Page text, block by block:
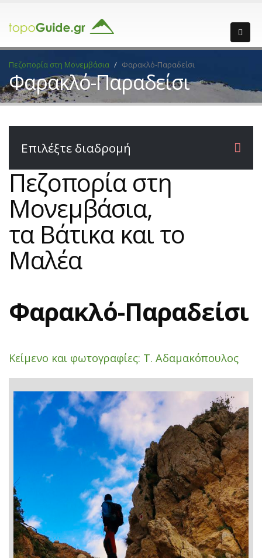
Πεζοπορία στη Μονεμβάσια Φαρακλό-Παραδείσι
Φαρακλό-Παραδείσι
Επιλέξτε διαδρομή
Πεζοπορία στη
Μονεμβάσια,
τα Βάτικα και το
Μαλέα
Φαρακλό-Παραδείσι
Κείμενο και φωτογραφίες: Τ. Αδαμακόπουλος